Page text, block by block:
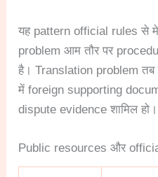
यह pattern official rules से
problem आम तौर पर
है। Translation problem तब
में foreign supporting
dispute evidence शामिल हो।
Public resources और